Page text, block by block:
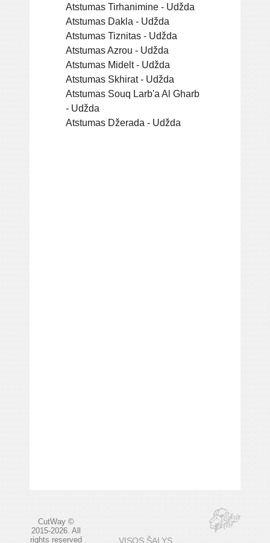
Atstumas Tirhanimine - Udžda
Atstumas Dakla - Udžda
Atstumas Tiznitas - Udžda
Atstumas Azrou - Udžda
Atstumas Midelt - Udžda
Atstumas Skhirat - Udžda
Atstumas Souq Larb'a Al Gharb
- Udžda
Atstumas Džerada - Udžda
CutWay ©
2015-2026. All
rights reserved
VISOS ŠALYS